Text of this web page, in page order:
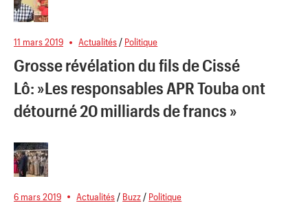
11 mars 2019 Actualités / Politique
Grosse révélation du fils de Cissé
Lô: »Les responsables APR Touba ont
détourné 20 milliards de francs »
6 mars 2019 Actualités / Buzz / Politique